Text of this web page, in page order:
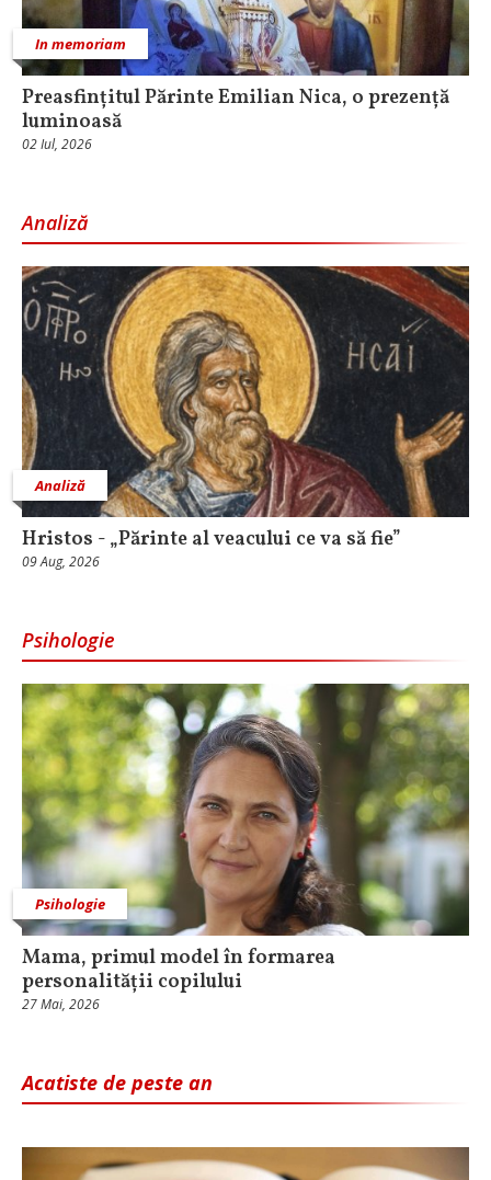
In memoriam
Preasfințitul Părinte Emilian Nica, o prezență
luminoasă
02 Iul, 2026
Analiză
Analiză
Hristos - „Părinte al veacului ce va să fie”
09 Aug, 2026
Psihologie
Psihologie
Mama, primul model în formarea
personalității copilului
27 Mai, 2026
Acatiste de peste an